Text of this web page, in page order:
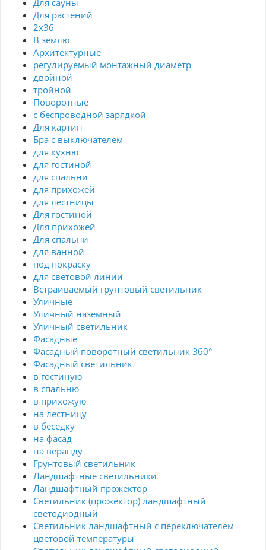
Для сауны
Для растений
2х36
В землю
Архитектурные
регулируемый монтажный диаметр
двойной
тройной
Поворотные
с беспроводной зарядкой
Для картин
Бра с выключателем
для кухню
для гостиной
для спальни
для прихожей
для лестницы
Для гостиной
Для прихожей
Для спальни
для ванной
под покраску
для световой линии
Встраиваемый грунтовый светильник
Уличные
Уличный наземный
Уличный светильник
Фасадные
Фасадный поворотный светильник 360°
Фасадный светильник
в гостиную
в спальню
в прихожую
на лестницу
в беседку
на фасад
на веранду
Грунтовый светильник
Ландшафтные светильники
Ландшафтный прожектор
Светильник (прожектор) ландшафтный
светодиодный
Светильник ландшафтный с переключателем
цветовой температуры